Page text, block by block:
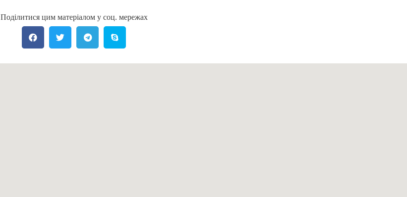
Поділитися цим матеріалом у соц. мережах